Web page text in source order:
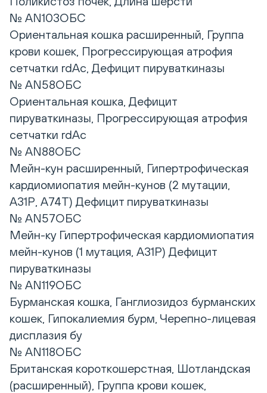
№ AN103ОБС
Ориентальная кошка расширенный, Группа
крови кошек, Прогрессирующая атрофия
сетчатки rdAc, Дефицит пируваткиназы
№ AN58ОБС
Ориентальная кошка, Дефицит
пируваткиназы, Прогрессирующая атрофия
сетчатки rdAc
№ AN88ОБС
Мейн-кун расширенный, Гипертрофическая
кардиомиопатия мейн-кунов (2 мутации,
А31Р, А74Т) Дефицит пируваткиназы
№ AN57ОБС
Мейн-ку Гипертрофическая кардиомиопатия
мейн-кунов (1 мутация, А31Р) Дефицит
пируваткиназы
№ AN119ОБС
Бурманская кошка, Ганглиозидоз бурманских
кошек, Гипокалиемия бурм, Черепно-лицевая
дисплазия бу
№ AN118ОБС
Британская короткошерстная, Шотландская
(расширенный), Группа крови кошек,